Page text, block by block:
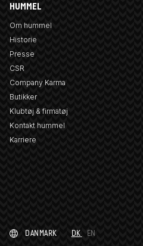
HUMMEL
Om hummel
Historie
Presse
CSR
Company Karma
Butikker
Klubtøj & firmatøj
Kontakt hummel
Karriere
DANMARK DK EN